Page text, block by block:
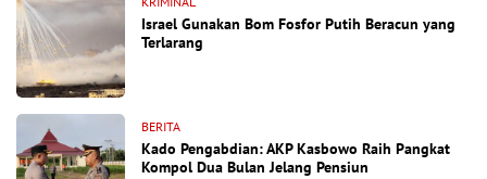
Israel Gunakan Bom Fosfor Putih Beracun yang
Terlarang
BERITA
Kado Pengabdian: AKP Kasbowo Raih Pangkat
Kompol Dua Bulan Jelang Pensiun